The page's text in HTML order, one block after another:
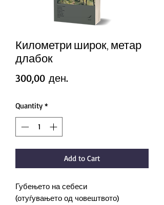
Километри широк, метар
длабок
300,00 ден.
Quantity *
Add to Cart
Губењето на себеси
(отуѓувањето од човештвото)